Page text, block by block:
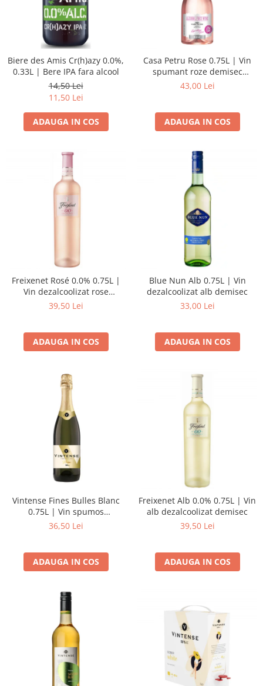
Biere des Amis Cr(h)azy 0.0%,
0.33L | Bere IPA fara alcool
14,50 Lei
11,50 Lei
ADAUGA IN COS
Casa Petru Rose 0.75L | Vin
spumant roze demisec
dezalcoolizat
43,00 Lei
ADAUGA IN COS
Freixenet Rosé 0.0% 0.75L |
Vin dezalcoolizat rose
demisec
39,50 Lei
ADAUGA IN COS
Blue Nun Alb 0.75L | Vin
dezalcoolizat alb demisec
33,00 Lei
ADAUGA IN COS
Vintense Fines Bulles Blanc
0.75L | Vin spumos
dezalcoolizat alb demisec
36,50 Lei
ADAUGA IN COS
Freixenet Alb 0.0% 0.75L | Vin
alb dezalcoolizat demisec
39,50 Lei
ADAUGA IN COS